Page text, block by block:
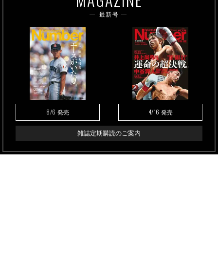
最新号
8/6 発売 4/16 発売
雑誌定期購読のご案内